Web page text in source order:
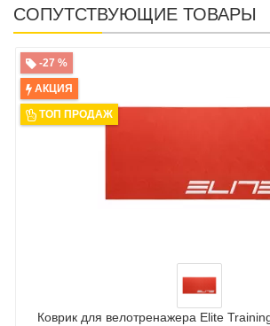
СОПУТСТВУЮЩИЕ ТОВАРЫ
-27 %
АКЦИЯ
ТОП ПРОДАЖ
Коврик для велотренажера Elite